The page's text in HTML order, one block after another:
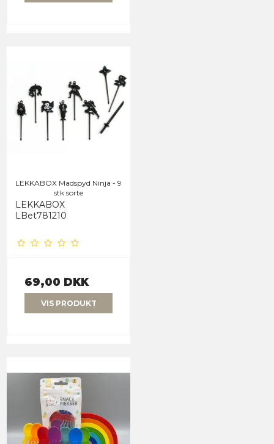
LEKKABOX Madspyd Ninja - 9
stk sorte
LEKKABOX
LBet781210
69,00 DKK
VIS PRODUKT